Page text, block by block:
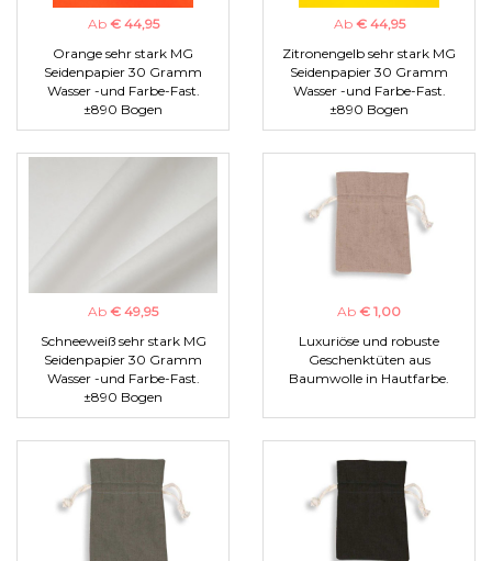
Ab € 44,95
Orange sehr stark MG
Seidenpapier 30 Gramm
Wasser -und Farbe-Fast.
±890 Bogen
Ab € 44,95
Zitronengelb sehr stark MG
Seidenpapier 30 Gramm
Wasser -und Farbe-Fast.
±890 Bogen
Ab € 49,95
Schneeweiß sehr stark MG
Seidenpapier 30 Gramm
Wasser -und Farbe-Fast.
±890 Bogen
Ab € 1,00
Luxuriöse und robuste
Geschenktüten aus
Baumwolle in Hautfarbe.